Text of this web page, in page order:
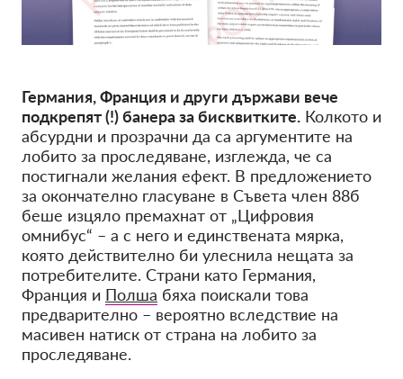
Германия, Франция и други държави вече
подкрепят (!) банера за бисквитките. Колкото и
абсурдни и прозрачни да са аргументите на
лобито за проследяване, изглежда, че са
постигнали желания ефект. В предложението
за окончателно гласуване в Съвета член 88б
беше изцяло премахнат от „Цифровия
омнибус“ – а с него и единствената мярка,
която действително би улеснила нещата за
потребителите. Страни като Германия,
Франция и Полша бяха поискали това
предварително – вероятно вследствие на
масивен натиск от страна на лобито за
проследяване.